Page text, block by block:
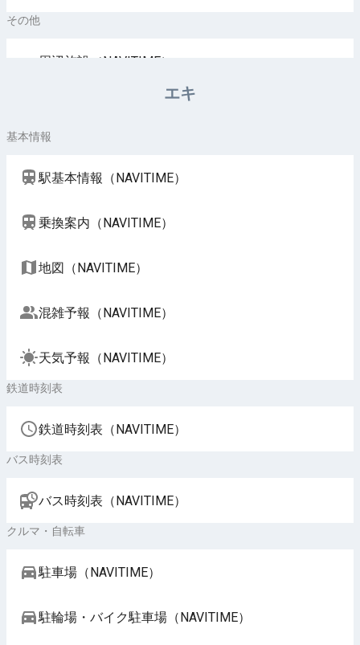
その他
周辺施設（NAVITIME）
エキ
基本情報
駅基本情報（NAVITIME）
乗換案内（NAVITIME）
地図（NAVITIME）
混雑予報（NAVITIME）
天気予報（NAVITIME）
鉄道時刻表
鉄道時刻表（NAVITIME）
バス時刻表
バス時刻表（NAVITIME）
クルマ・自転車
駐車場（NAVITIME）
駐輪場・バイク駐車場（NAVITIME）